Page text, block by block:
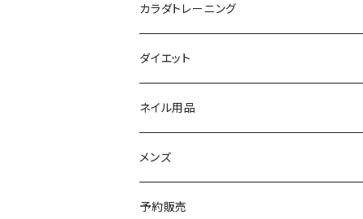
ボディ＆ハンドクリーム
セット販売
コーム
ダイソン
リュミエリーナ
エレクトロン
ラディアント
コテ／アイロン
母の日ギフト
【ギフトチケット】オンラインサイトで使える
ギフトセット
洗う（フェミニンウォッシュ）
保湿（オイル・ミルク）
生理・ニオイ・ムレ ケア
インナーケア（乳酸菌・腸内環境サポート・
カラダトレーニング
リラックスアイテム
ダイエット
サプリ
ドリンク
プロテイン
ネイル用品
メンズ
予約販売